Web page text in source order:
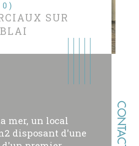
CONTACT
SUR
mer, un local
disposant d'une